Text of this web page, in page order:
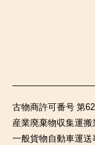
古物商許可番号 第
産業廃棄物収集運
一般貨物自動車運